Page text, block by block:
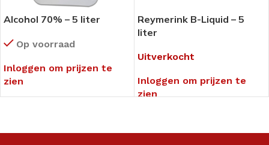
Alcohol 70% – 5 liter
Op voorraad
Inloggen om prijzen te
zien
Reymerink B-Liquid – 5
liter
Uitverkocht
Inloggen om prijzen te
zien